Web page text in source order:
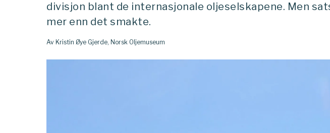
divisjon blant de internasjonale oljeselskapene. Men
mer enn det smakte.
Av Kristin Øye Gjerde, Norsk Oljemuseum